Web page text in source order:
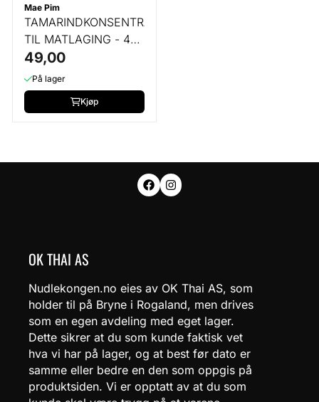
Mae Pim
TAMARINDKONSENTRAT
TIL MATLAGING - 454
GR
49,00
På lager
Kjøp
OK THAI AS
Nudlekongen.no eies av OK Thai AS, som
holder til på Bryne i Rogaland, men drives
som en egen avdeling med eget lager.
Dette sikrer at du som kunde faktisk vet
hva vi har på lager, og at best før dato er
samme eller bedre en den som oppgis på
produktsiden. Vi er opptatt av at du som